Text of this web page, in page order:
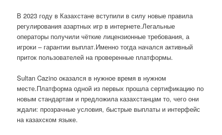
В 2023 году в Казахстане вступили в силу новые правила
регулирования азартных игр в интернете.Легальные
операторы получили чёткие лицензионные требования, а
игроки – гарантии выплат.Именно тогда начался активный
приток пользователей на проверенные платформы.
Sultan Cazino оказался в нужное время в нужном
месте.Платформа одной из первых прошла сертификацию по
новым стандартам и предложила казахстанцам то, чего они
ждали: прозрачные условия, быстрые выплаты и интерфейс
на казахском языке.